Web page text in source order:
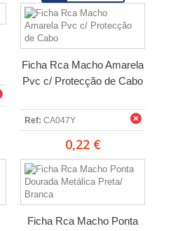
Ficha Rca Macho Amarela
Pvc c/ Protecção de Cabo
Ref: CA047Y
0,22 €
Ficha Rca Macho Ponta